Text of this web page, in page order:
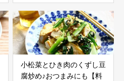
小松菜とひき肉のくずし豆
腐炒め♪おつまみにも【料